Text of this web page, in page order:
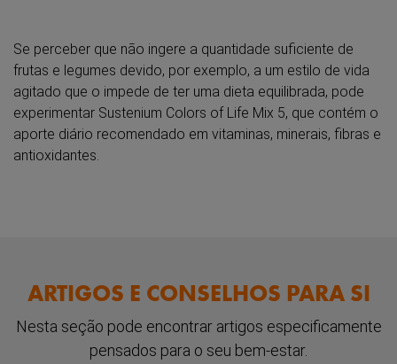
Se perceber que não ingere a quantidade suficiente de
frutas e legumes devido, por exemplo, a um estilo de vida
agitado que o impede de ter uma dieta equilibrada, pode
experimentar Sustenium Colors of Life Mix 5, que contém o
aporte diário recomendado em vitaminas, minerais, fibras e
antioxidantes.
ARTIGOS E CONSELHOS PARA SI
Nesta seção pode encontrar artigos especificamente
pensados para o seu bem-estar.